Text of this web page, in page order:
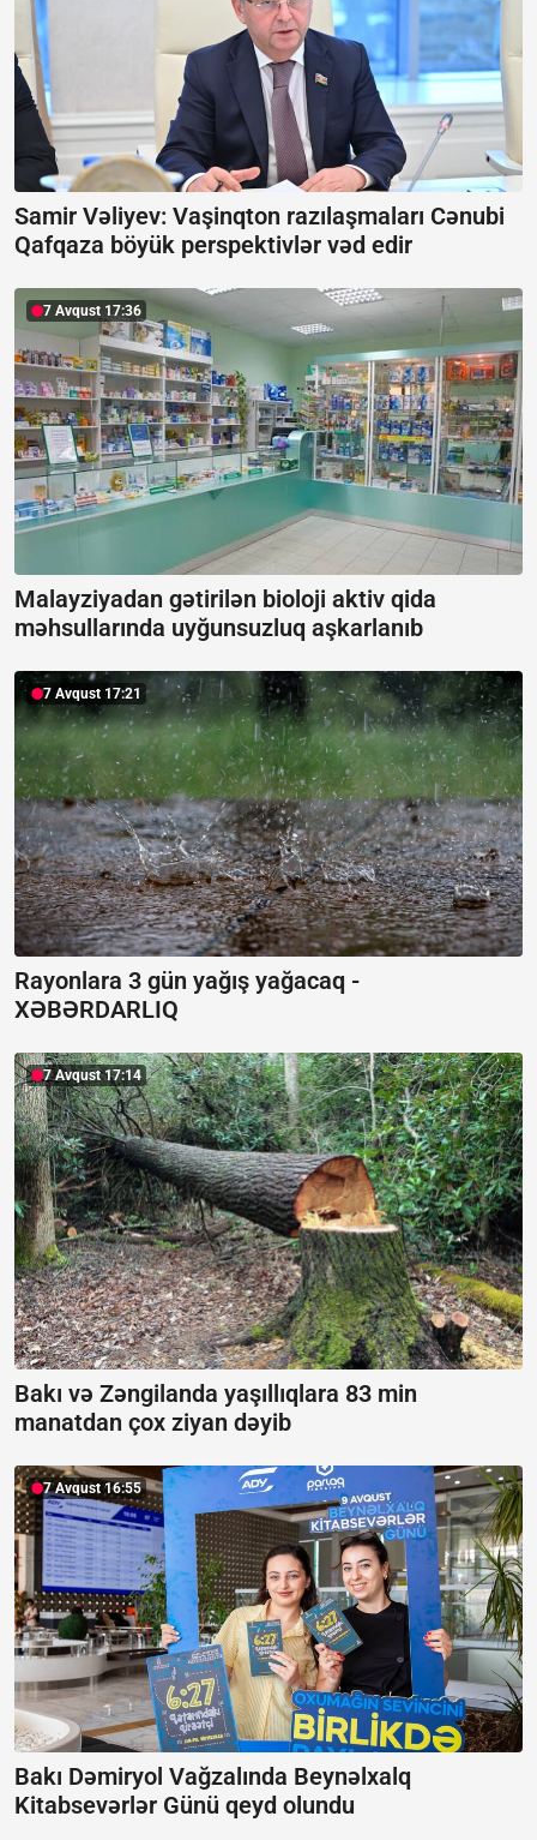
Samir Vəliyev: Vaşinqton razılaşmaları Cənubi
Qafqaza böyük perspektivlər vəd edir
7 Avqust 17:36
Malayziyadan gətirilən bioloji aktiv qida
məhsullarında uyğunsuzluq aşkarlanıb
7 Avqust 17:21
Rayonlara 3 gün yağış yağacaq -
XƏBƏRDARLIQ
7 Avqust 17:14
Bakı və Zəngilanda yaşıllıqlara 83 min
manatdan çox ziyan dəyib
7 Avqust 16:55
Bakı Dəmiryol Vağzalında Beynəlxalq
Kitabsevərlər Günü qeyd olundu